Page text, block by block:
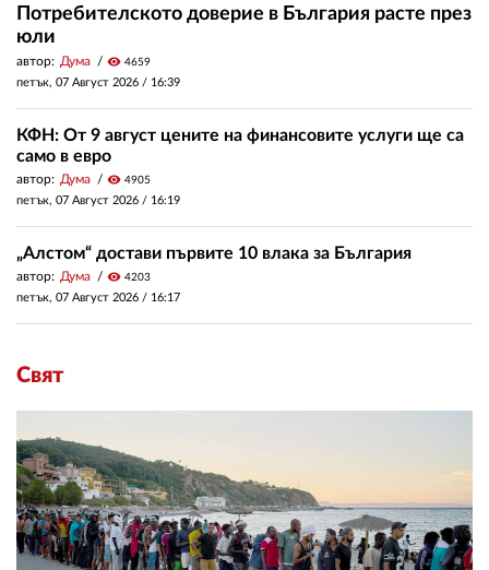
Потребителското доверие в България расте през
юли
автор: Дума visibility 4659
петък, 07 Август 2026 / 16:39
КФН: От 9 август цените на финансовите услуги ще са
само в евро
автор: Дума visibility 4905
петък, 07 Август 2026 / 16:19
„Алстом“ достави първите 10 влака за България
автор: Дума visibility 4203
петък, 07 Август 2026 / 16:17
Свят